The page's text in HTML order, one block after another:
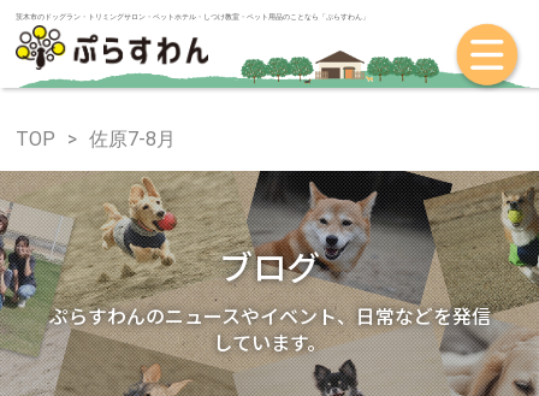
茨木市のドッグラン・トリミングサロン・ペットホテル・しつけ教室・ペッ
TOP 佐原7-8月
ブログ
ぷらすわんのニュースやイベント、日常などを発信
しています。